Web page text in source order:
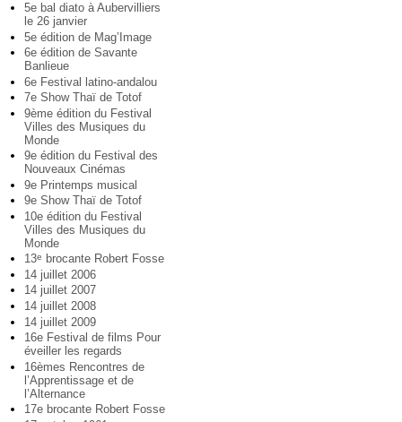
5e bal diato à Aubervilliers
le 26 janvier
5e édition de Mag’Image
6e édition de Savante
Banlieue
6e Festival latino-andalou
7e Show Thaï de Totof
9ème édition du Festival
Villes des Musiques du
Monde
9e édition du Festival des
Nouveaux Cinémas
9e Printemps musical
9e Show Thaï de Totof
10e édition du Festival
Villes des Musiques du
Monde
13e
brocante Robert Fosse
14 juillet 2006
14 juillet 2007
14 juillet 2008
14 juillet 2009
16e Festival de films Pour
éveiller les regards
16èmes Rencontres de
l’Apprentissage et de
l’Alternance
17e brocante Robert Fosse